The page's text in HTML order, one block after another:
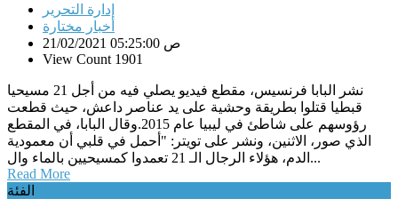
إدارة التحرير
أخبار مختارة
21/02/2021 05:25:00 ص
View Count 1901
نشر البابا فرنسيس، مقطع فيديو يصلي فيه من أجل 21 مسيحيا
قبطيا قتلوا بطريقة وحشية على يد عناصر داعش، حيث قطعت
رؤوسهم على شاطئ في ليبيا عام 2015.وقال البابا، في المقطع
الذي صور، الاثنين، ونشر على تويتر: "أحمل في قلبي أن معمودية
الدم، هؤلاء الرجال الـ 21 تعمدوا كمسيحيين بالماء وال...
Read More
الفئة